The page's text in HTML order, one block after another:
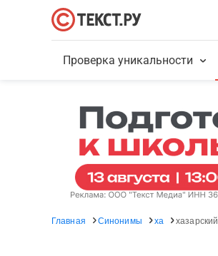
Проверка уникальности
Главная Синонимы ха хазарский